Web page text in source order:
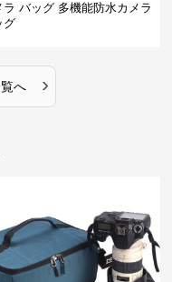
ラ バッグ 多機能防水カメラ
グ
へ ›